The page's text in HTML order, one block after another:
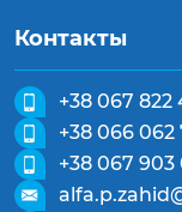
Контакты
+38 067 822
+38 066 062
+38 067 903